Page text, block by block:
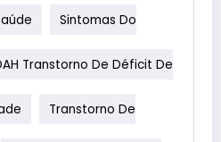
Sintomas Do
Transtorno De Déficit De
Transtorno De